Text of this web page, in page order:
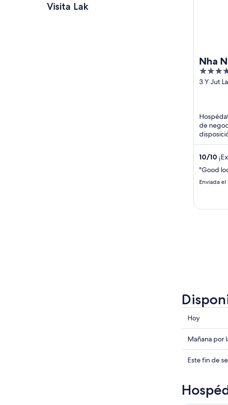
Visita Lak
Nha
4
out
3 Y Jut
de
gratis y
10/10
"Good
Enviada el
Consultar
precios
en
Lak
para
ago
Hoy
Consultar
precios
en
mañana
Mañana por
Consultar
Lak
Este fin de